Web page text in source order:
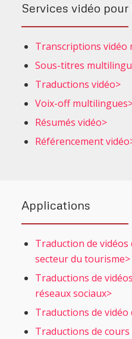
Services vidéo
Transcriptions vidéo
Sous-titres
Traductions vidéo>
Voix-off
Résumés vidéo>
Référencement
Applications
Traduction de vidéos
secteur du tourisme>
Traductions de
réseaux sociaux>
Traductions de vidéo
Traductions de